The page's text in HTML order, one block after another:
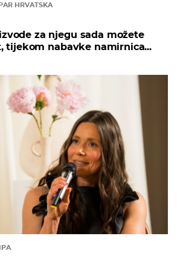
HRVATSKA
za njegu sada možete
tijekom nabavke namirnica...